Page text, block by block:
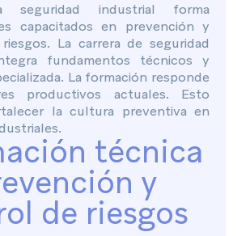
seguridad industrial forma
capacitados en prevención y
La carrera de seguridad
fundamentos técnicos y
La formación responde
productivos actuales. Esto
la cultura preventiva en
técnica
y
de riesgos